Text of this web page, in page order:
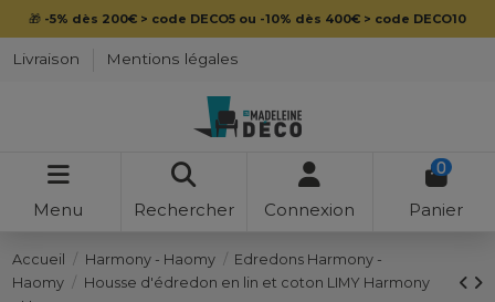
🎁 -5% dès 200€ > code DECO5 ou -10% dès 400€ > code DECO10
Livraison Mentions légales
Menu Rechercher Connexion
0
Panier
Accueil Harmony - Haomy
Edredons Harmony -
Haomy
Housse d'édredon en lin et coton LIMY Harmony